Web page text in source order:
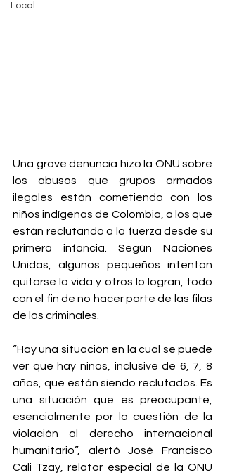
Local
Una grave denuncia hizo la ONU sobre
los abusos que grupos armados
ilegales están cometiendo con los
niños indígenas de Colombia, a los que
están reclutando a la fuerza desde su
primera infancia. Según Naciones
Unidas, algunos pequeños intentan
quitarse la vida y otros lo logran, todo
con el fin de no hacer parte de las filas
de los criminales.
“Hay una situación en la cual se puede
ver que hay niños, inclusive de 6, 7, 8
años, que están siendo reclutados. Es
una situación que es preocupante,
esencialmente por la cuestión de la
violación al derecho internacional
humanitario”, alertó José Francisco
Cali Tzay, relator especial de la ONU